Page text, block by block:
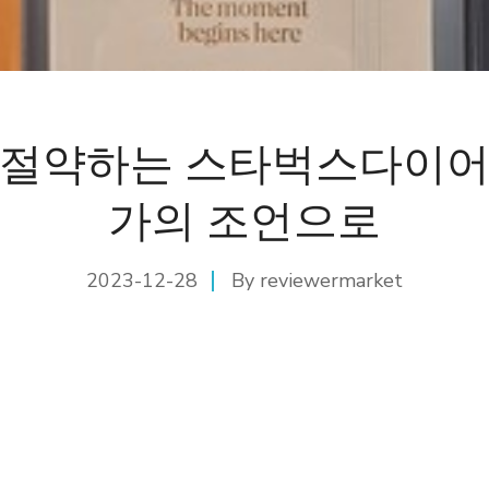
약하는 스타벅스다이
가의 조언으로
2023-12-28 By reviewermarket